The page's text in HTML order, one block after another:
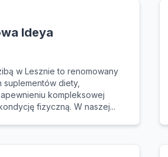
Ideya
w Lesznie to renomowany
suplementów diety,
kompleksowej
fizyczną. W naszej...